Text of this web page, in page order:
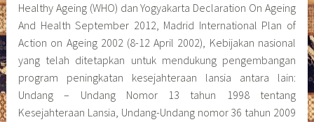
Healthy Ageing (WHO) dan Yogyakarta Declaration On Ageing
And Health September 2012, Madrid International Plan of
Action on Ageing 2002 (8-12 April 2002), Kebijakan nasional
yang telah ditetapkan untuk mendukung pengembangan
program peningkatan kesejahteraan lansia antara lain:
Undang – Undang Nomor 13 tahun 1998 tentang
Kesejahteraan Lansia, Undang-Undang nomor 36 tahun 2009